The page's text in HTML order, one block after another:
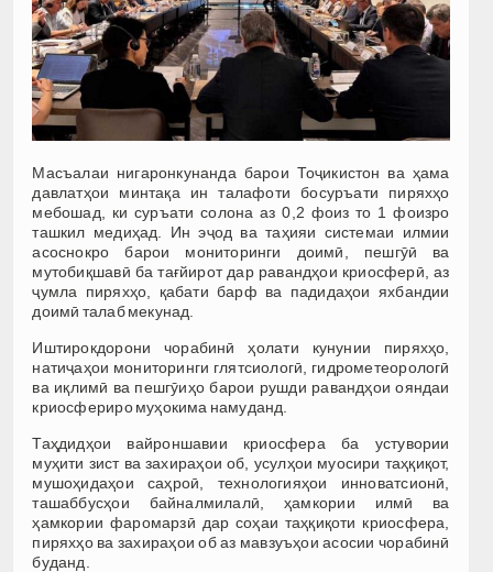
Масъалаи нигаронкунанда барои Тоҷикистон ва ҳама
давлатҳои минтақа ин талафоти босуръати пиряхҳо
мебошад, ки суръати солона аз 0,2 фоиз то 1 фоизро
ташкил медиҳад. Ин эҷод ва таҳияи системаи илмии
асоснокро барои мониторинги доимӣ, пешгӯӣ ва
мутобиқшавӣ ба тағйирот дар равандҳои криосферӣ, аз
ҷумла пиряхҳо, қабати барф ва падидаҳои яхбандии
доимӣ талаб мекунад.
Иштирокдорони чорабинӣ ҳолати кунунии пиряхҳо,
натиҷаҳои мониторинги глятсиологӣ, гидрометеорологӣ
ва иқлимӣ ва пешгӯиҳо барои рушди равандҳои ояндаи
криосфериро муҳокима намуданд.
Таҳдидҳои вайроншавии криосфера ба устувории
муҳити зист ва захираҳои об, усулҳои муосири таҳқиқот,
мушоҳидаҳои саҳроӣ, технологияҳои инноватсионӣ,
ташаббусҳои байналмилалӣ, ҳамкории илмӣ ва
ҳамкории фаромарзӣ дар соҳаи таҳқиқоти криосфера,
пиряхҳо ва захираҳои об аз мавзуъҳои асосии чорабинӣ
буданд.